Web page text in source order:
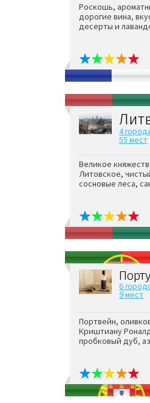
Роскошь,
дорогие вина,
десерты и
4
55 мест
Великое
Литовское,
сосновые леса,
6
9 мест
Портвейн,
Криштиану
пробковый дуб,